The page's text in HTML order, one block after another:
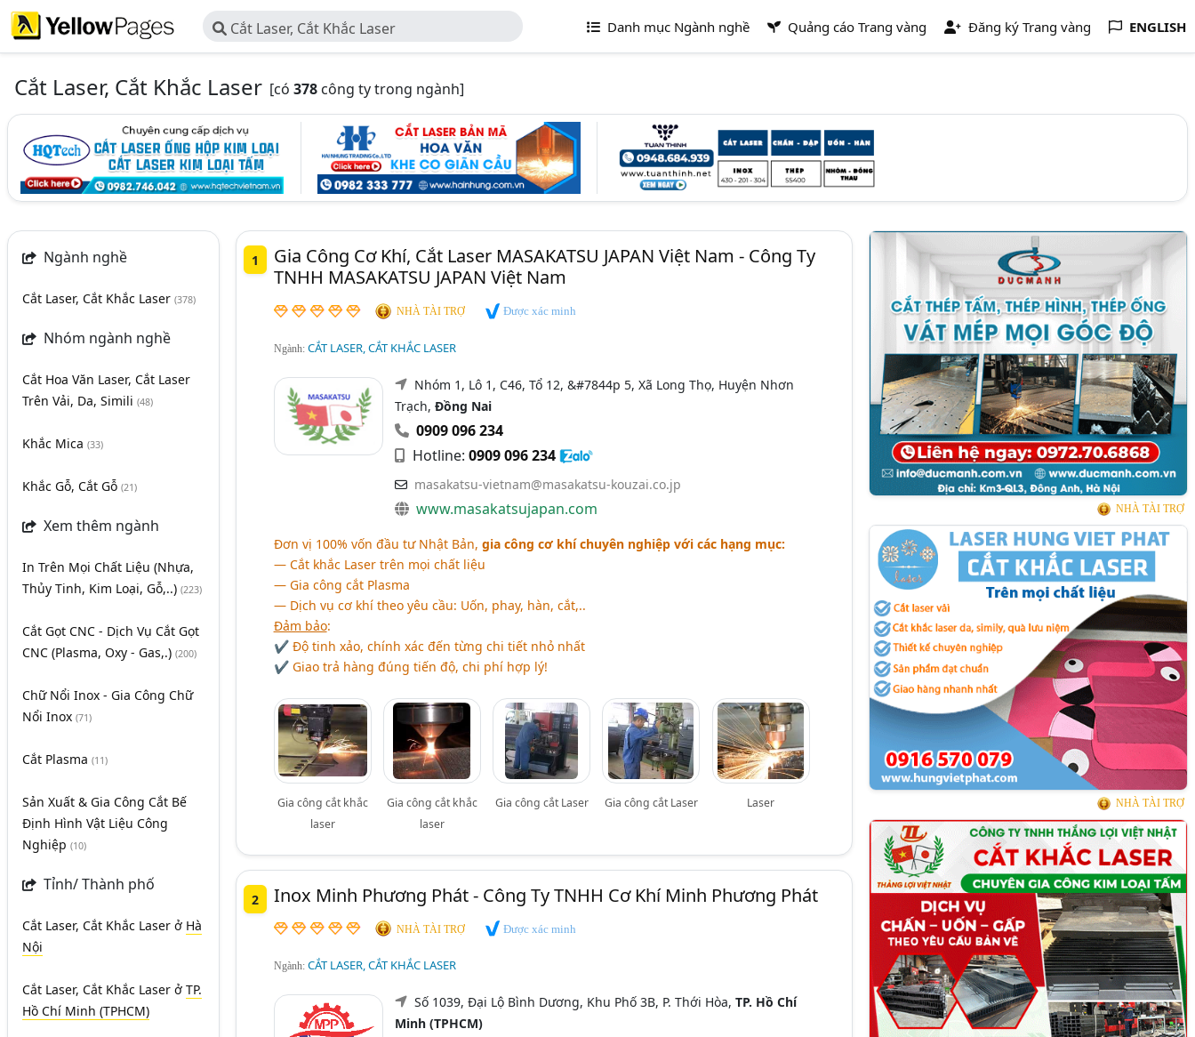
Cắt Laser, Cắt Khắc Laser Danh mục Ngành nghề Quảng cáo Trang vàng Đăng ký Trang vàng ENGLISH
Cắt Laser, Cắt Khắc Laser [có 378 công ty trong ngành]
Ngành nghề
Cắt Laser, Cắt Khắc Laser (378)
Nhóm ngành nghề
Cắt Hoa Văn Laser, Cắt Laser
Trên Vải, Da, Simili (48)
Khắc Mica (33)
Khắc Gỗ, Cắt Gỗ (21)
Xem thêm ngành
In Trên Mọi Chất Liệu (Nhựa,
Thủy Tinh, Kim Loại, Gỗ,..) (223)
Cắt Gọt CNC - Dịch Vụ Cắt Gọt
CNC (Plasma, Oxy - Gas,.) (200)
Chữ Nổi Inox - Gia Công Chữ
Nổi Inox (71)
Cắt Plasma (11)
Sản Xuất & Gia Công Cắt Bế
Định Hình Vật Liệu Công
Nghiệp (10)
Tỉnh/ Thành phố
Cắt Laser, Cắt Khắc Laser ở Hà
Nội
Cắt Laser, Cắt Khắc Laser ở TP.
Hồ Chí Minh (TPHCM)
1
Gia Công Cơ Khí, Cắt Laser MASAKATSU JAPAN Việt Nam - Công Ty
TNHH MASAKATSU JAPAN Việt Nam
NHÀ TÀI TRỢ Được xác minh
Ngành: CẮT LASER, CẮT KHẮC LASER
Nhóm 1, Lô 1, C46, Tổ 12, &#7844p 5, Xã Long Thọ, Huyện Nhơn
Trạch, Đồng Nai
0909 096 234
Hotline: 0909 096 234
masakatsu-vietnam@masakatsu-kouzai.co.jp
www.masakatsujapan.com
Đơn vị 100% vốn đầu tư Nhật Bản, gia công cơ khí chuyên nghiệp với các hạng mục:
― Cắt khắc Laser trên mọi chất liệu
― Gia công cắt Plasma
― Dịch vụ cơ khí theo yêu cầu: Uốn, phay, hàn, cắt,..
Đảm bảo:
✔ Độ tinh xảo, chính xác đến từng chi tiết nhỏ nhất
✔ Giao trả hàng đúng tiến độ, chi phí hợp lý!
Gia công cắt khắc
laser
Gia công cắt khắc
laser
Gia công cắt Laser Gia công cắt Laser Laser
2 Inox Minh Phương Phát - Công Ty TNHH Cơ Khí Minh Phương Phát
NHÀ TÀI TRỢ Được xác minh
Ngành: CẮT LASER, CẮT KHẮC LASER
Số 1039, Đại Lộ Bình Dương, Khu Phố 3B, P. Thới Hòa, TP. Hồ Chí
Minh (TPHCM)
NHÀ TÀI TRỢ
NHÀ TÀI TRỢ